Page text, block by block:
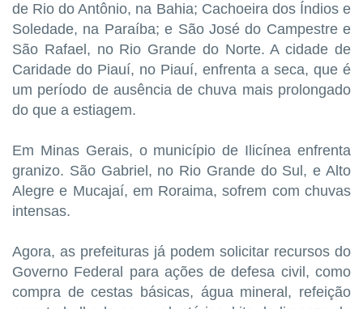
de Rio do Antônio, na Bahia; Cachoeira dos Índios e
Soledade, na Paraíba; e São José do Campestre e
São Rafael, no Rio Grande do Norte. A cidade de
Caridade do Piauí, no Piauí, enfrenta a seca, que é
um período de ausência de chuva mais prolongado
do que a estiagem.
Em Minas Gerais, o município de Ilicínea enfrenta
granizo. São Gabriel, no Rio Grande do Sul, e Alto
Alegre e Mucajaí, em Roraima, sofrem com chuvas
intensas.
Agora, as prefeituras já podem solicitar recursos do
Governo Federal para ações de defesa civil, como
compra de cestas básicas, água mineral, refeição